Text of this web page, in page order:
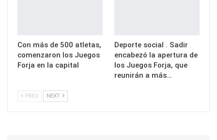
Con más de 500 atletas,
comenzaron los Juegos
Forja en la capital
Deporte social . Sadir
encabezó la apertura de
los Juegos Forja, que
reunirán a más…
PREV NEXT